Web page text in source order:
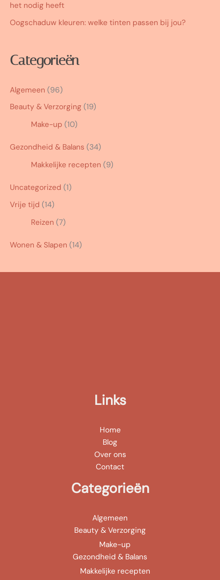
het nodig heeft
Oogschaduw kleuren: welke tinten passen bij jou?
Categorieën
Algemeen (96)
Beauty & Verzorging (19)
Make-up (10)
Gezondheid & Balans (34)
Makkelijke recepten (9)
Uncategorized (1)
Vrije tijd (14)
Reizen (7)
Wonen & Slapen (14)
Links
Home
Blog
Over ons
Contact
Categorieën
Algemeen
Beauty & Verzorging
Make-up
Gezondheid & Balans
Makkelijke recepten